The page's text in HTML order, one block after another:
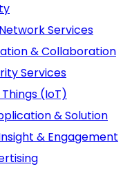
Services
& Collaboration
Services
(IoT)
& Solution
& Engagement